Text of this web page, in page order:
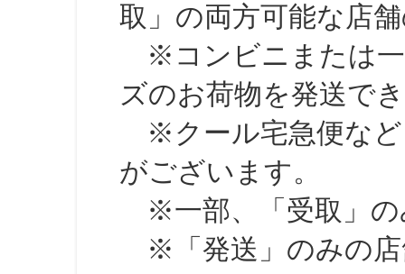
取」の両方可能な店
※コンビニまたは一
ズのお荷物を発送で
※クール宅急便など
がございます。
※一部、「受取」の
※「発送」のみの店